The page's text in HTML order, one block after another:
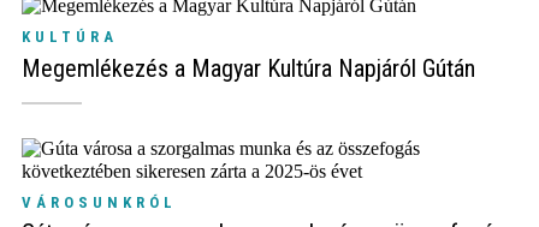
KULTÚRA
Megemlékezés a Magyar Kultúra Napjáról Gútán
VÁROSUNKRÓL